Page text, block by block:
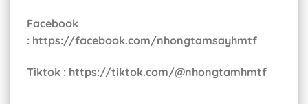
Facebook
: https://facebook.com/nhongtamsayhmtf
Tiktok : https://tiktok.com/@nhongtamhmtf